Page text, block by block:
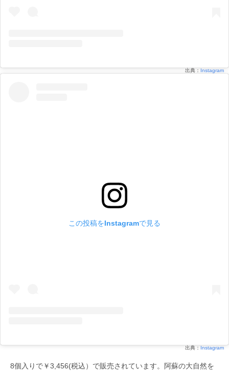
出典： Instagram
この投稿をInstagramで見る
出典： Instagram
8個入りで￥3,456(税込）で販売されています。阿蘇の大自然を